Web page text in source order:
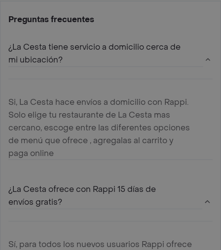
Preguntas frecuentes
¿La Cesta tiene servicio a domicilio cerca de
mi ubicación?
Si, La Cesta hace envíos a domicilio con Rappi.
Solo elige tu restaurante de La Cesta mas
cercano, escoge entre las diferentes opciones
de menú que ofrece , agregalas al carrito y
paga online
¿La Cesta ofrece con Rappi 15 días de
envíos gratis?
Sí, para todos los nuevos usuarios Rappi ofrece